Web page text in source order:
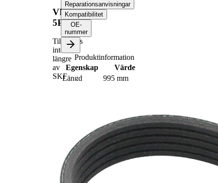
VKMV
5PK995
Tillverkas
inte
längre
av
SKF
Reparationsanvisningar
Kompatibilitet
OE-
nummer
Produktinformation
Egenskap
Värde
Längd
995 mm
Inga SVHC-
substanser
tillhanda!
Remmaterial
EPDM
(etylpropylen-
dien-gummi)